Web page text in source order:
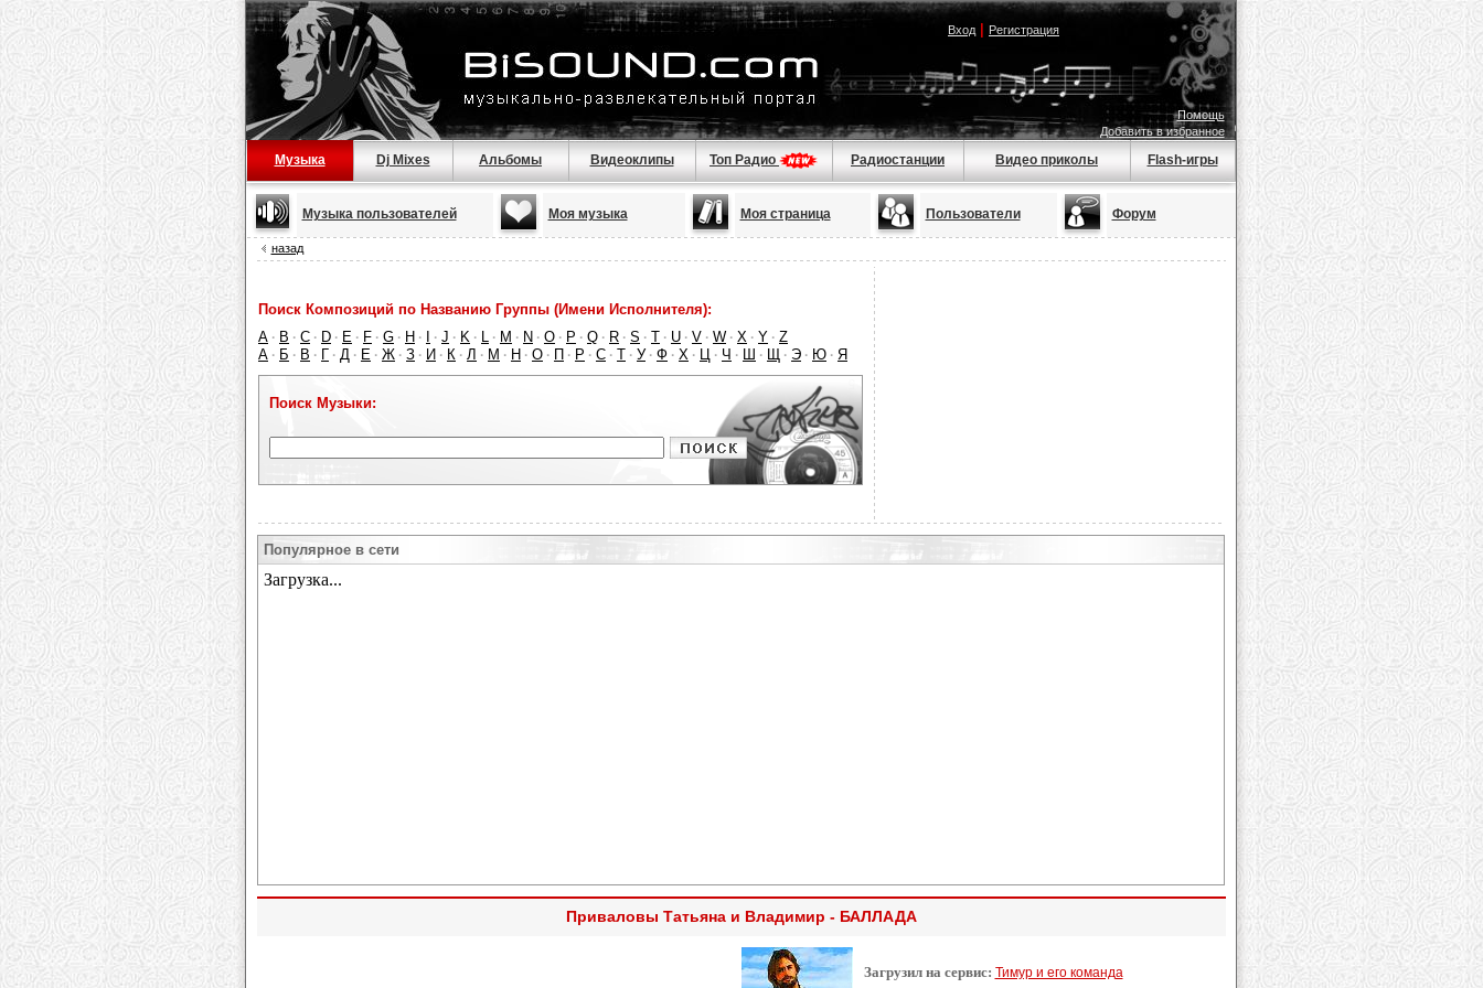
Вход| Регистрация
Помощь
Добавить в избранное
Музыка Dj Mixes Альбомы Видеоклипы Топ Радио Радиостанции Видео приколы Flash-игры
Музыка пользователей Моя музыка Моя страница Пользователи Форум
назад
Поиск Композиций по Названию Группы (Имени Исполнителя):
A · B · C · D · E · F · G · H · · J · K · L · M · N · O · P · Q · R · S · T · U · V · W · X · Y · Z
А · Б · В · Г · Д · Е · Ж · З · И · К · Л · М · Н · О · П · Р · С · Т · У · Ф · Х · Ц · Ч · Ш · Щ · Э · Ю · Я
Поиск Музыки:
Популярное в сети
Приваловы Татьяна и Владимир - БАЛЛАДА
Загрузил на сервис: Тимур и его команда